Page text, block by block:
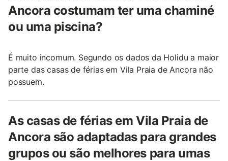
Ancora costumam ter uma chaminé
ou uma piscina?
É muito incomum. Segundo os dados da Holidu a maior
parte das casas de férias em Vila Praia de Ancora não
possuem.
As casas de férias em Vila Praia de
Ancora são adaptadas para grandes
grupos ou são melhores para umas